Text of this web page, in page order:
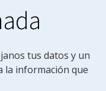
tus datos y un
la información que